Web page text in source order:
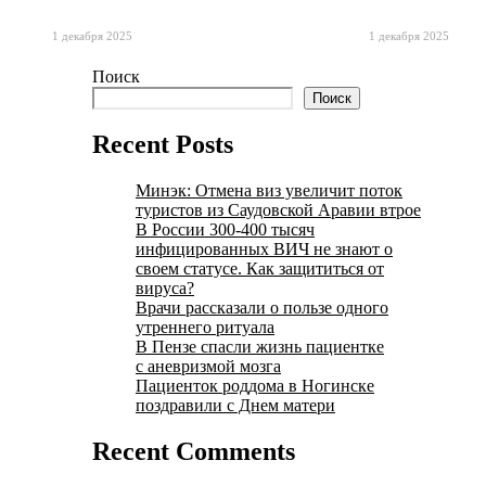
1 декабря 2025 1 декабря 2025
Поиск
Поиск
Recent Posts
Минэк: Отмена виз увеличит поток
туристов из Саудовской Аравии втрое
В России 300-400 тысяч
инфицированных ВИЧ не знают о
своем статусе. Как защититься от
вируса?
Врачи рассказали о пользе одного
утреннего ритуала
В Пензе спасли жизнь пациентке
с аневризмой мозга
Пациенток роддома в Ногинске
поздравили с Днем матери
Recent Comments